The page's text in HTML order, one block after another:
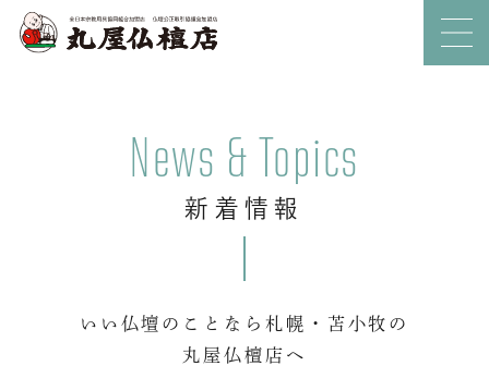
News & Topics
新着情報
いい仏壇のことなら札幌・苫小牧の
丸屋仏檀店へ